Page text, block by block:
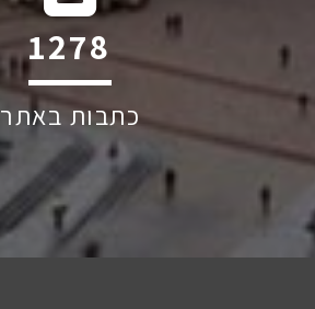
2274
כתבות באתר